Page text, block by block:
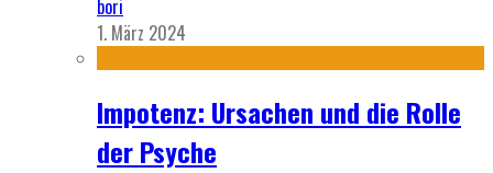
bori
1. März 2024
Impotenz: Ursachen und die Rolle
der Psyche